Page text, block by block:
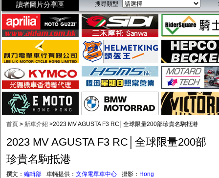
讀者圖片分享區 搜尋類型
首頁 > 新車介紹 >2023 MV AGUSTA F3 RC│全球限量200部珍貴名駒抵港
2023 MV AGUSTA F3 RC│全球限量200部
珍貴名駒抵港
撰文： 編輯部 車輛提供： 文偉電單車中心 攝影： Hong